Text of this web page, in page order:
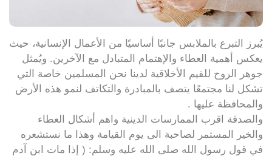
يُبرز التبرع بالملابس جانبًا أساسيًا من الأعمال الإنسانية، حيث
يعكس أهمية العطاء والإهتمام المتبادل مع الآخرين. ويُمثل
جوهر الروح للقيم الأخلاقية لدينا نحن المسلمين خاصة التي
تشكل لنا مجتمعًا يتصف بالمبادرة والتكاتف لنمو هذه الأرض
والمحافظة عليها .
والصدقة اقرب الممارسات الدينية واهم أشكال العطاء
والخير المستمر لصاحبة الى يوم القيامة وهذا ما نستشعره
في قول رسول الله صلى الله عليه وسلم: ( إذا مات ابن آدم